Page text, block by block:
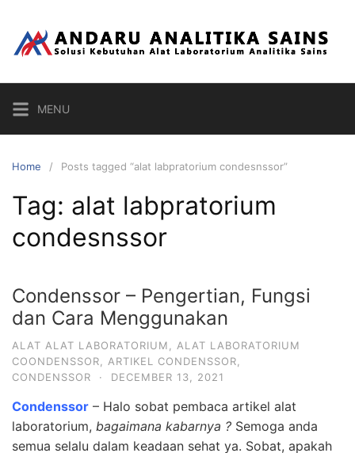
content
MENU
Home Posts tagged “alat labpratorium condesnssor”
Tag: alat labpratorium
condesnssor
Condenssor – Pengertian, Fungsi
dan Cara Menggunakan
ALAT ALAT LABORATORIUM
ALAT LABORATORIUM
COONDENSSOR
ARTIKEL CONDENSSOR
CONDENSSOR
· DECEMBER 13, 2021
Condenssor – Halo sobat pembaca artikel alat
laboratorium, bagaimana kabarnya ? Semoga anda
semua selalu dalam keadaan sehat ya. Sobat, apakah